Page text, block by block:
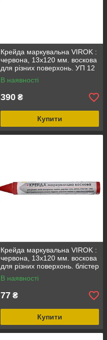
Крейда маркувальна VIROK :
червона, 13x120 мм. воскова
для різних поверхонь. УП 12
шт.
В наявності
390 ₴
Купити
Крейда маркувальна VIROK :
червона, 13x120 мм. воскова
для різних поверхонь. блістер
2 шт.
В наявності
77 ₴
Купити